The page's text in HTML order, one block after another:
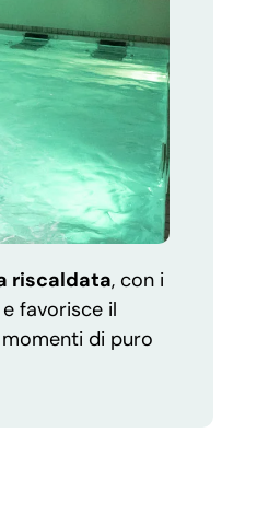
riscaldata, con i
favorisce il
di puro